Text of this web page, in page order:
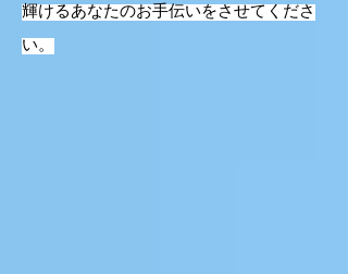
輝けるあなたのお手伝いをさせてくださ
い。